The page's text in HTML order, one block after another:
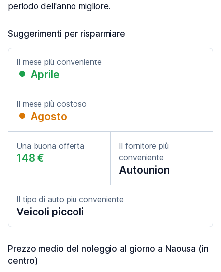
periodo dell'anno migliore.
Suggerimenti per risparmiare
Il mese più conveniente
Aprile
Il mese più costoso
Agosto
Una buona offerta
148 €
Il fornitore più
conveniente
Autounion
Il tipo di auto più conveniente
Veicoli piccoli
Prezzo medio del noleggio al giorno a Naousa (in
centro)